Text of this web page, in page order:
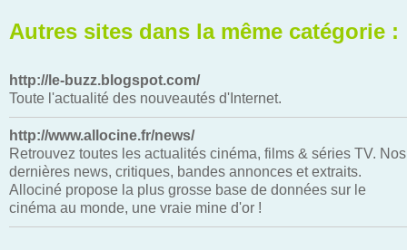
Autres sites dans la même catégorie :
http://le-buzz.blogspot.com/
Toute l'actualité des nouveautés d'Internet.
http://www.allocine.fr/news/
Retrouvez toutes les actualités cinéma, films & séries TV. Nos
dernières news, critiques, bandes annonces et extraits.
Allociné propose la plus grosse base de données sur le
cinéma au monde, une vraie mine d'or !